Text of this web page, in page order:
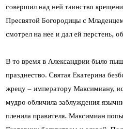
совершил над ней таинство
Пресвятой Богородицы с
смотрел на нее и дал ей перстень,
В то время в Александрии было
празднество. Святая Екатерина
жрецу – императору Максимиану,
мудро обличила заблуждения
пленила правителя. Максимиан